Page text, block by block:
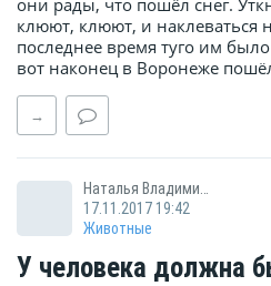
они рады, что пошёл снег.
клюют, клюют, и наклеваться
последнее время туго им
вот наконец в Воронеже
→
Наталья Владимировна
17.11.2017 19:42
Животные
У человека должна